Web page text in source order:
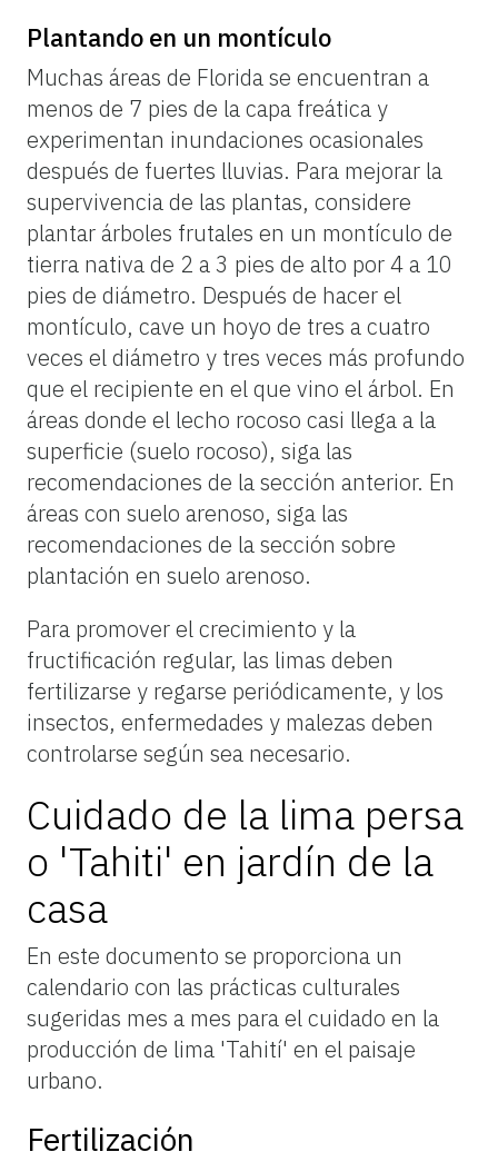
Plantando en un montículo
Muchas áreas de Florida se encuentran a
menos de 7 pies de la capa freática y
experimentan inundaciones ocasionales
después de fuertes lluvias. Para mejorar la
supervivencia de las plantas, considere
plantar árboles frutales en un montículo de
tierra nativa de 2 a 3 pies de alto por 4 a 10
pies de diámetro. Después de hacer el
montículo, cave un hoyo de tres a cuatro
veces el diámetro y tres veces más profundo
que el recipiente en el que vino el árbol. En
áreas donde el lecho rocoso casi llega a la
superficie (suelo rocoso), siga las
recomendaciones de la sección anterior. En
áreas con suelo arenoso, siga las
recomendaciones de la sección sobre
plantación en suelo arenoso.
Para promover el crecimiento y la
fructificación regular, las limas deben
fertilizarse y regarse periódicamente, y los
insectos, enfermedades y malezas deben
controlarse según sea necesario.
Cuidado de la lima persa
o 'Tahiti' en jardín de la
casa
En este documento se proporciona un
calendario con las prácticas culturales
sugeridas mes a mes paraelcuidado en la
producción de lima 'Tahití' en el paisaje
urbano.
Fertilización